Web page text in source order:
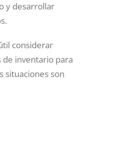
y desarrollar
considerar
inventario para
situaciones son